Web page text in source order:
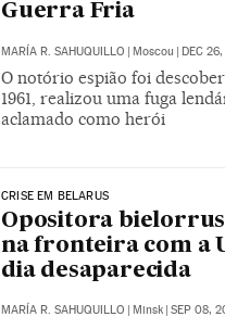
Guerra Fria
MARÍA R. SAHUQUILLO | Moscou | DEC
O notório espião foi
1961, realizou uma fuga
aclamado como herói
CRISE EM BELARUS
Opositora
na fronteira com a
dia desaparecida
MARÍA R. SAHUQUILLO Minsk SEP 08,